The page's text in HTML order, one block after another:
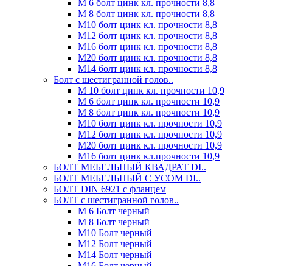
М 6 болт цинк кл. прочности 8,8
М 8 болт цинк кл. прочности 8,8
М10 болт цинк кл. прочности 8,8
М12 болт цинк кл. прочности 8,8
М16 болт цинк кл. прочности 8,8
М20 болт цинк кл. прочности 8,8
М14 болт цинк кл. прочности 8,8
Болт с шестигранной голов..
М 10 болт цинк кл. прочности 10,9
М 6 болт цинк кл. прочности 10,9
М 8 болт цинк кл. прочности 10,9
М10 болт цинк кл. прочности 10,9
М12 болт цинк кл. прочности 10,9
М20 болт цинк кл. прочности 10,9
М16 болт цинк кл.прочности 10,9
БОЛТ МЕБЕЛЬНЫЙ КВАДРАТ DI..
БОЛТ МЕБЕЛЬНЫЙ С УСОМ DI..
БОЛТ DIN 6921 c фланцем
БОЛТ с шестигранной голов..
М 6 Болт черный
М 8 Болт черный
М10 Болт черный
М12 Болт черный
М14 Болт черный